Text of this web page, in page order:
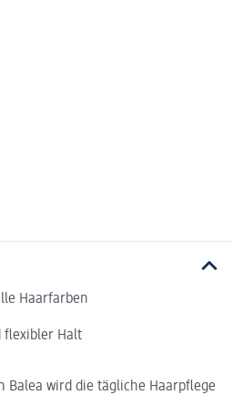
Haarfarben
flexibler Halt
Balea wird die tägliche Haarpflege